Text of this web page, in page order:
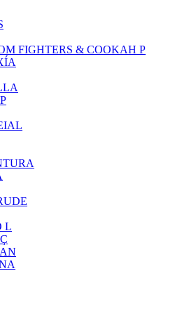
FIGHTERS & COOKAH P
L